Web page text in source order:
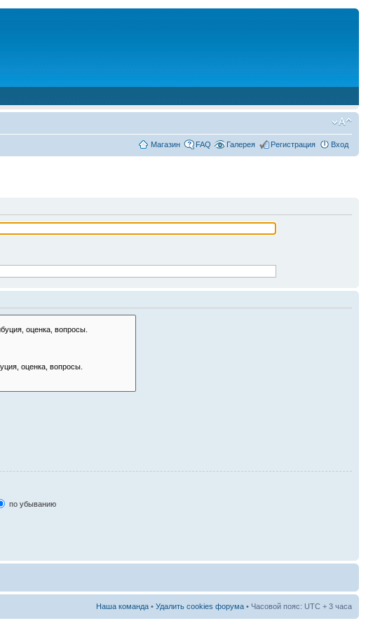
Магазин FAQ Галерея Регистрация Вход
по убыванию
Наша команда • Удалить cookies форума • Часовой пояс: UTC + 3 часа